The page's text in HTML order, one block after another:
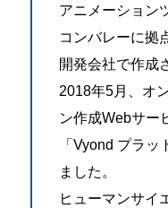
アニメーション
コンバレーに拠
開発会社で作成
2018年5月、オ
ン作成Webサー
「Vyond プラ
ました。
ヒューマンサイ